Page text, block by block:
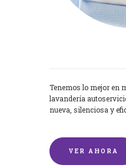
Tenemos lo mejor en
lavandería
nueva, silenciosa y
VER AHORA